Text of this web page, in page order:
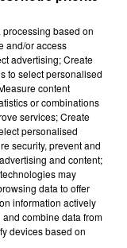
À 12H29
le Cantal,
les reportages
based on
and/or access
advertising; Create
to select personalised
content
or combinations
services; Create
personalised
security, prevent and
and content;
may
data to offer
information actively
combine data from
devices based on